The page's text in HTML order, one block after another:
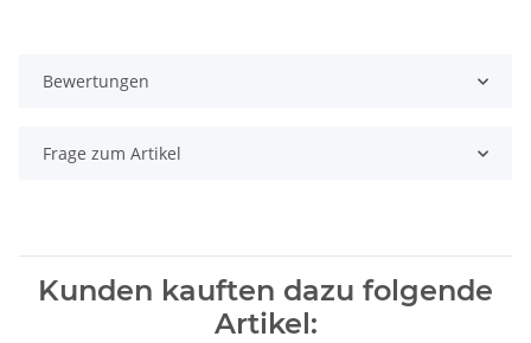
Bewertungen
Frage zum Artikel
Kunden kauften dazu folgende
Artikel: